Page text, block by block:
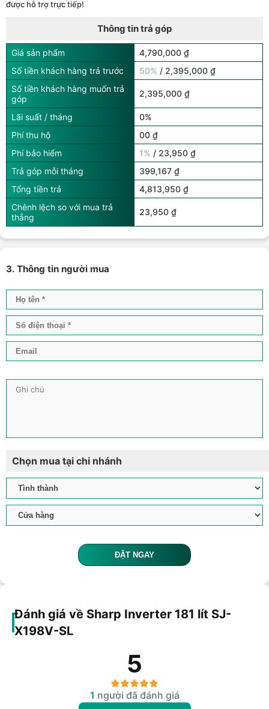
được hỗ trợ trực tiếp!
Thông tin trả góp
Giá sản phẩm
4,790,000 ₫
Số tiền khách hàng trả trước
50% / 2,395,000 ₫
Số tiền khách hàng muốn trả
góp
2,395,000 ₫
Lãi suất / tháng
0%
Phí thu hộ
00 ₫
Phí bảo hiểm
1% / 23,950 ₫
Trả góp mỗi tháng
399,167 ₫
Tổng tiền trả
4,813,950 ₫
Chênh lệch so với mua trả
thẳng
23,950 ₫
3. Thông tin người mua
Chọn mua tại chi nhánh
ĐẶT NGAY
Đánh giá về Sharp Inverter 181 lít SJ-
X198V-SL
5
1 người đã đánh giá